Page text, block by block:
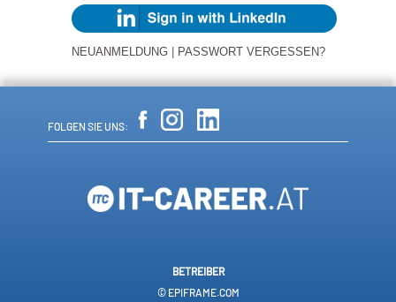
NEUANMELDUNG PASSWORT VERGESSEN?
FOLGEN SIE UNS:
BETREIBER
© EPIFRAME.COM